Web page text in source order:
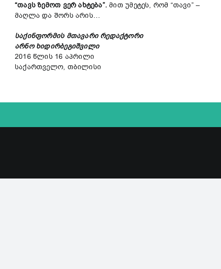
“თავს ზემოთ ვერ ახტება”. მით უმეტეს, რომ “თავი” –
მაღლა და შორს არის…
საქინფორმის მთავარი რედაქტორი
არნო ხიდირბეგიშვილი
2016 წლის 16 აპრილი
საქართველო, თბილისი